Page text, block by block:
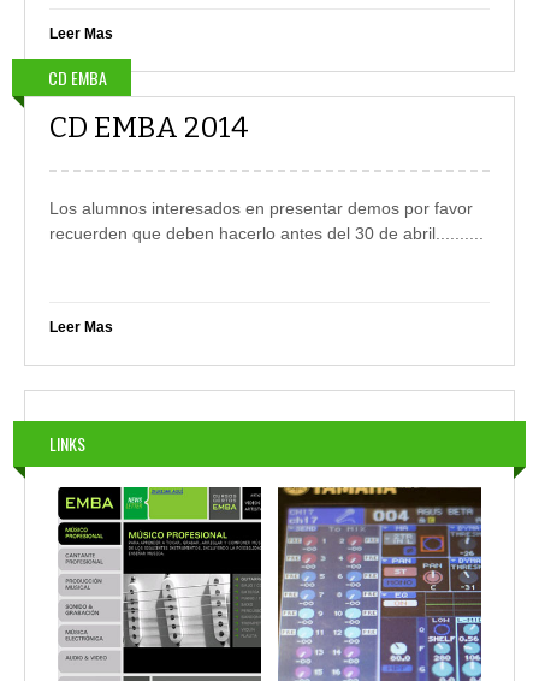
Leer Mas
CD EMBA
CD EMBA 2014
Los alumnos interesados en presentar demos por favor
recuerden que deben hacerlo antes del 30 de abril....
Leer Mas
LINKS